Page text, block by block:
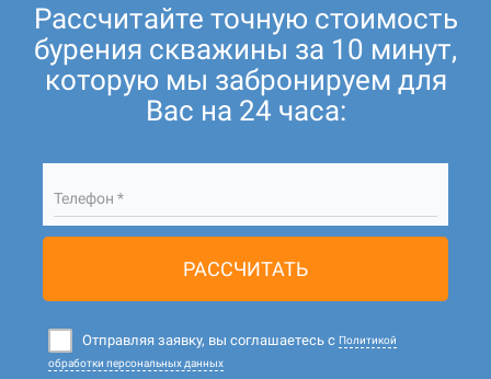
Рассчитайте точную стоимость
бурения скважины за 10 минут,
которую мы забронируем для
Вас на 24 часа:
Телефон *
РАССЧИТАТЬ
Отправляя заявку, вы соглашаетесь с Политикой
обработки персональных данных